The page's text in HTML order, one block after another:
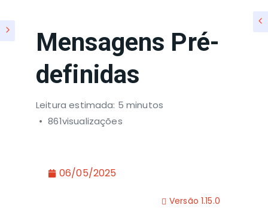
Mensagens Pré-
definidas
Leitura estimada: 5 minutos
861visualizações
06/05/2025
Versão 1.15.0